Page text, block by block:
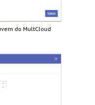
do MultCloud